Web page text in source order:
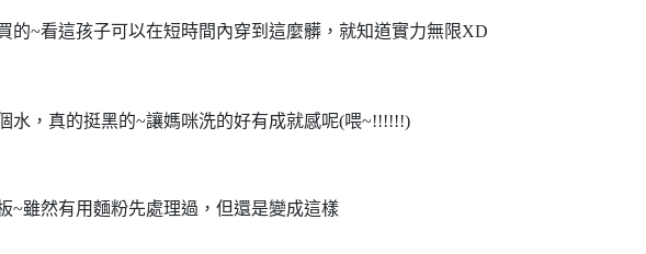
的~看這孩子可以在短時間內穿到這麼髒，就知道實力無限XD
水，真的挺黑的~讓媽咪洗的好有成就感呢(喂~!!!!!!)
~雖然有用麵粉先處理過，但還是變成這樣